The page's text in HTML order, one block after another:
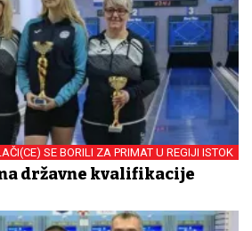
SE BORILI ZA PRIMAT U REGIJI ISTOK
državne kvalifikacije